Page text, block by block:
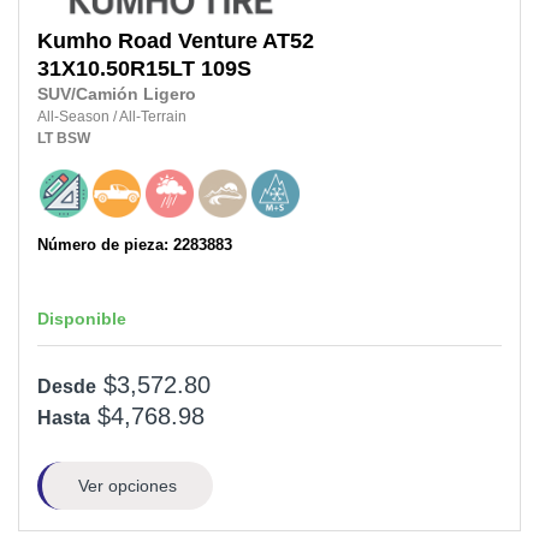
Kumho Road Venture AT52
31X10.50R15LT 109S
SUV/Camión Ligero
All-Season /All-Terrain
LT BSW
Número de pieza: 2283883
Disponible
Desde $3,572.80
Hasta $4,768.98
Ver opciones